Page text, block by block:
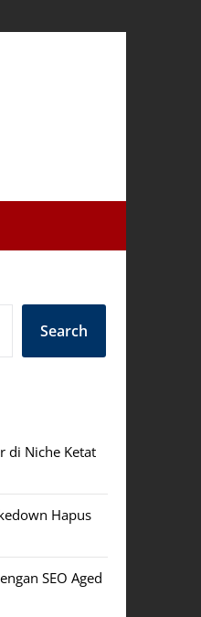
Search
di Niche Ketat
Hapus
SEO Aged